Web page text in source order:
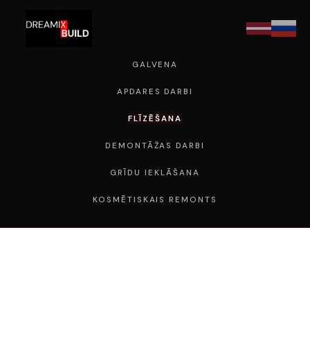
GALVENA
APDARES DARBI
FLĪZĒŠANA
DEMONTĀŽAS DARBI
GRĪDU IEKLĀŠANA
KOSMĒTISKAIS REMONTS